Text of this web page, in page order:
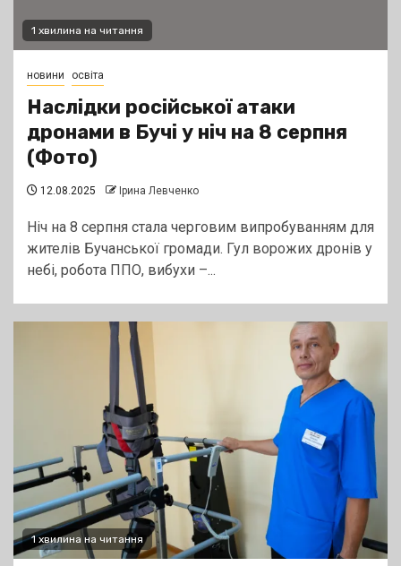
1 хвилина на читання
новини освіта
Наслідки російської атаки
дронами в Бучі у ніч на 8 серпня
(Фото)
12.08.2025 Ірина Левченко
Ніч на 8 серпня стала черговим випробуванням для
жителів Бучанської громади. Гул ворожих дронів у
небі, робота ППО, вибухи –...
1 хвилина на читання